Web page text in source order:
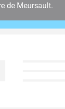
de Meursault.